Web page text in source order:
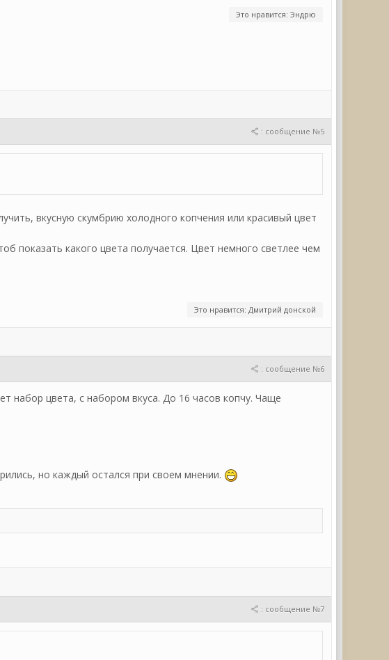
Это нравится: Эндрю
: сообщение №5
вкусную скумбрию холодного копчения или красивый цвет
показать какого цвета получается. Цвет немного светлее чем
Это нравится: Дмитрий донской
: сообщение №6
набор цвета, с набором вкуса. До 16 часов копчу. Чаще
но каждый остался при своем мнении.
: сообщение №7